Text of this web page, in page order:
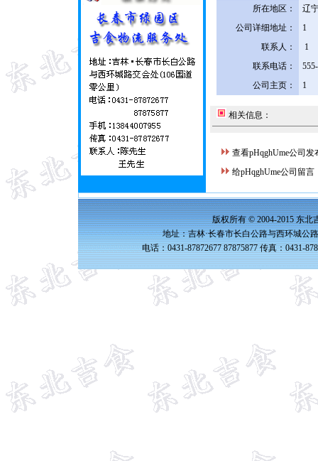
所在地区：
辽
公司详细地址：
1
联系人：
1
联系电话：
公司主页：
1
相关信息：
查看pHqghUme公司发
给pHqghUme公司留言
版权所有 © 2004-2015 东北
地址：吉林·长春市长白公路与西环城公
电话：0431-87872677 87875877 传真：0431-